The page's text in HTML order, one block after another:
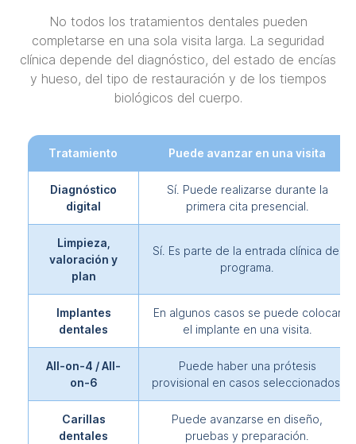
No todos los tratamientos dentales pueden
completarse en una sola visita larga. La seguridad
clínica depende del diagnóstico, del estado de encías
y hueso, del tipo de restauración y de los tiempos
biológicos del cuerpo.
Tratamiento Puede avanzar en una visita
Diagnóstico
digital
Sí. Puede realizarse durante la
primera cita presencial.
Limpieza,
valoración y
plan
Sí. Es parte de la entrada clínica del
programa.
Implantes
dentales
En algunos casos se puede colocar
el implante en una visita.
All-on-4 / All-
on-6
Puede haber una prótesis
provisional en casos seleccionados.
Carillas
dentales
Puede avanzarse en diseño,
pruebas y preparación.